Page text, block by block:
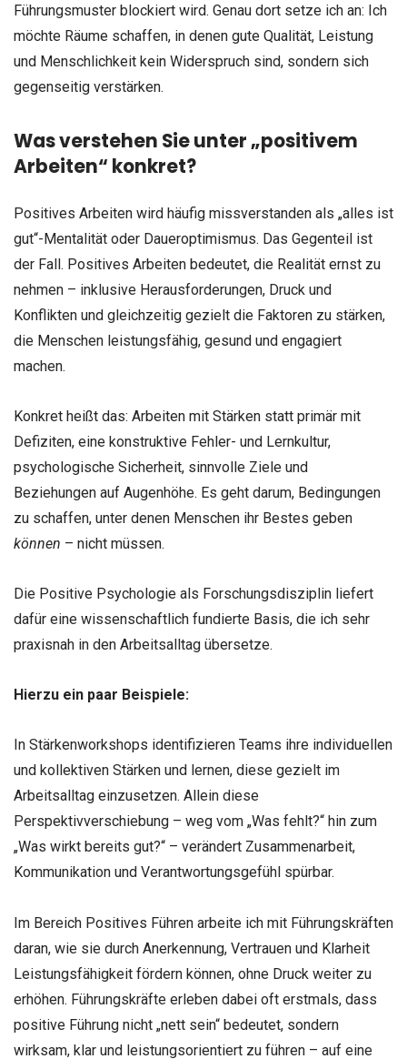
Führungsmuster blockiert wird. Genau dort setze ich an: Ich
möchte Räume schaffen, in denen gute Qualität, Leistung
und Menschlichkeit kein Widerspruch sind, sondern sich
gegenseitig verstärken.
Was verstehen Sie unter „positivem
Arbeiten“ konkret?
Positives Arbeiten wird häufig missverstanden als „alles ist
gut“-Mentalität oder Daueroptimismus. Das Gegenteil ist
der Fall. Positives Arbeiten bedeutet, die Realität ernst zu
nehmen – inklusive Herausforderungen, Druck und
Konflikten und gleichzeitig gezielt die Faktoren zu stärken,
die Menschen leistungsfähig, gesund und engagiert
machen.
Konkret heißt das: Arbeiten mit Stärken statt primär mit
Defiziten, eine konstruktive Fehler- und Lernkultur,
psychologische Sicherheit, sinnvolle Ziele und
Beziehungen auf Augenhöhe. Es geht darum, Bedingungen
zu schaffen, unter denen Menschen ihr Bestes geben
können – nicht müssen.
Die Positive Psychologie als Forschungsdisziplin liefert
dafür eine wissenschaftlich fundierte Basis, die ich sehr
praxisnah in den Arbeitsalltag übersetze.
Hierzu ein paar Beispiele:
In Stärkenworkshops identifizieren Teams ihre individuellen
und kollektiven Stärken und lernen, diese gezielt im
Arbeitsalltag einzusetzen. Allein diese
Perspektivverschiebung – weg vom „Was fehlt?“ hin zum
„Was wirkt bereits gut?“ – verändert Zusammenarbeit,
Kommunikation und Verantwortungsgefühl spürbar.
Im Bereich Positives Führen arbeite ich mit Führungskräften
daran, wie sie durch Anerkennung, Vertrauen und Klarheit
Leistungsfähigkeit fördern können, ohne Druck weiter zu
erhöhen. Führungskräfte erleben dabei oft erstmals, dass
positive Führung nicht „nett sein“ bedeutet, sondern
wirksam, klar und leistungsorientiert zu führen – auf eine